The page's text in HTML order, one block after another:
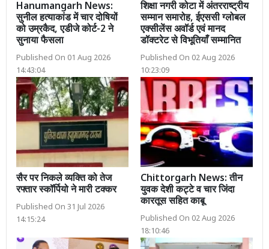
Hanumangarh News:
सुनील हत्याकांड में चार दोषियों
को उम्रकैद, एडीजे कोर्ट-2 ने
सुनाया फैसला
Published On 01 Aug 2026
14:43:04
शिक्षा नगरी कोटा में अंतरराष्ट्रीय
सम्मान समारोह, ईएससी ग्लोबल
एक्सीलेंस अवॉर्ड एवं मानद
डॉक्टरेट से विभूतियाँ सम्मानित
Published On 02 Aug 2026
10:23:09
सैर पर निकले व्यक्ति को तेज
रफ्तार स्कॉर्पियो ने मारी टक्कर
Published On 31 Jul 2026
14:15:24
Chittorgarh News: तीन
युवक देशी कट्टे व चार जिंदा
कारतूस सहित काबू
Published On 02 Aug 2026
18:10:46